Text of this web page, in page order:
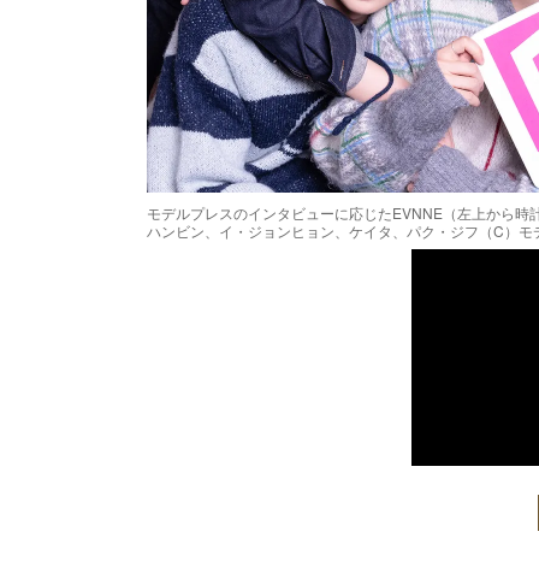
モデルプレスのインタビューに応じたEVNNE（左上から
ハンビン、イ・ジョンヒョン、ケイタ、パク・ジフ（C）モ